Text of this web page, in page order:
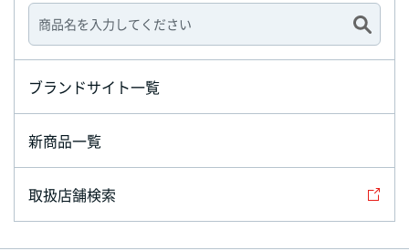
ブランドサイト一覧
新商品一覧
取扱店舗検索